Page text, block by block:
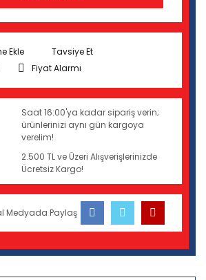
Tavsiye Et
Fiyat Alarmı
Saat 16:00'ya kadar sipariş verin;
ürünlerinizi aynı gün kargoya
verelim!
2.500 TL ve Üzeri Alışverişlerinizde
Ücretsiz Kargo!
Medyada Paylaş